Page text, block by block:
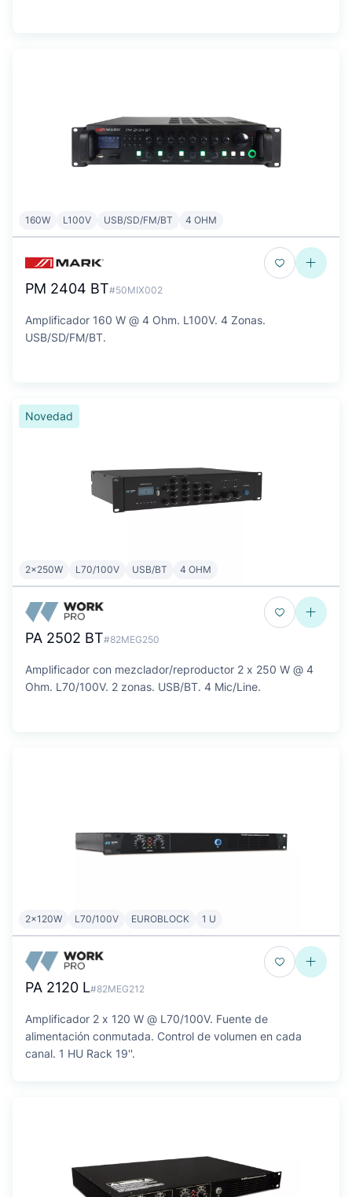
160W L100V USB/SD/FM/BT 4 OHM
PM 2404 BT#50MIX002
Amplificador 160 W @ 4 Ohm. L100V. 4 Zonas.
USB/SD/FM/BT.
Novedad
2x250W L70/100V USB/BT 4 OHM
PA 2502 BT#82MEG250
Amplificador con mezclador/reproductor 2 x 250 W @ 4
Ohm. L70/100V. 2 zonas. USB/BT. 4 Mic/Line.
2x120W L70/100V EUROBLOCK 1 U
PA 2120 L#82MEG212
Amplificador 2 x 120 W @ L70/100V. Fuente de
alimentación conmutada. Control de volumen en cada
canal. 1 HU Rack 19''.